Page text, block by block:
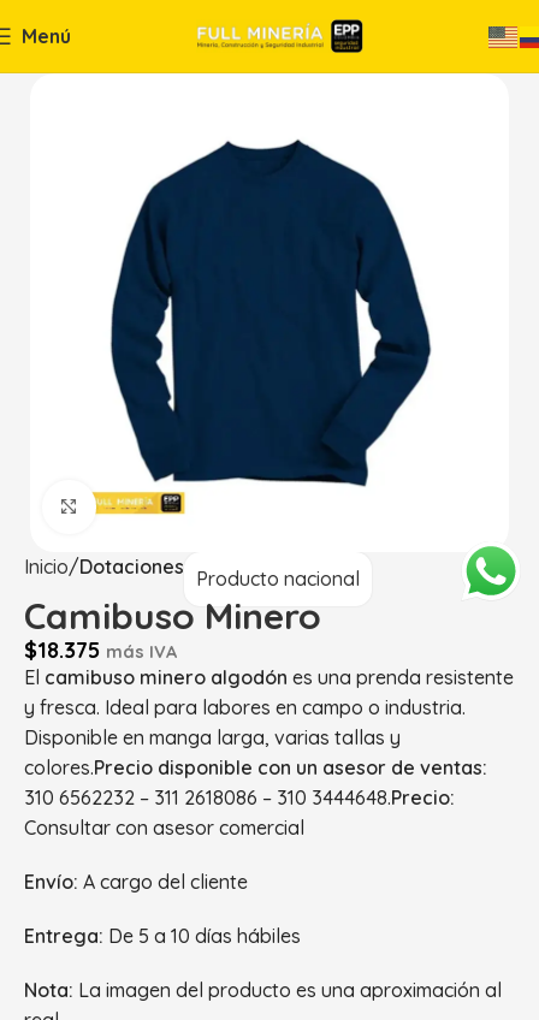
Menú
Haga Click para agrandar
Inicio Dotaciones Producto nacional
Camibuso Minero
$18.375 más IVA
El camibuso minero algodón es una prenda resistente
y fresca. Ideal para labores en campo o industria.
Disponible en manga larga, varias tallas y
colores.Precio disponible con un asesor de ventas:
310 6562232 – 311 2618086 – 310 3444648.Precio:
Consultar con asesor comercial
Envío: A cargo del cliente
Entrega: De 5 a 10 días hábiles
Nota: La imagen del producto es una aproximación al